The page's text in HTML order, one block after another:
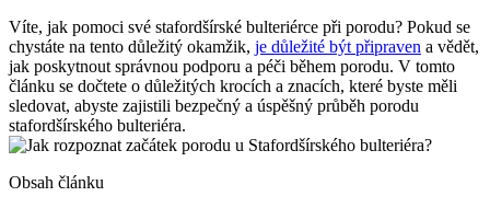
Víte, jak pomoci své stafordšírské bulteriérce při porodu? Pokud se
chystáte na tento důležitý okamžik, je důležité být připraven a vědět,
jak poskytnout správnou podporu a péči během porodu. V tomto
článku se dočtete o důležitých krocích a znacích, které byste měli
sledovat, abyste zajistili bezpečný a úspěšný průběh porodu
stafordšírského bulteriéra.
Obsah článku